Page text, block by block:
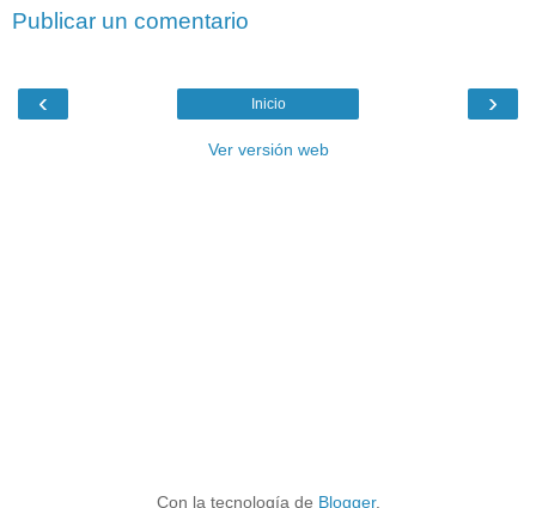
Publicar un comentario
‹ ›
Inicio
Ver versión web
Con la tecnología de Blogger.